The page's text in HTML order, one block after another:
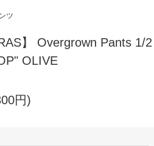
ツ
】 Overgrown Pants 1/2
OLIVE
円)